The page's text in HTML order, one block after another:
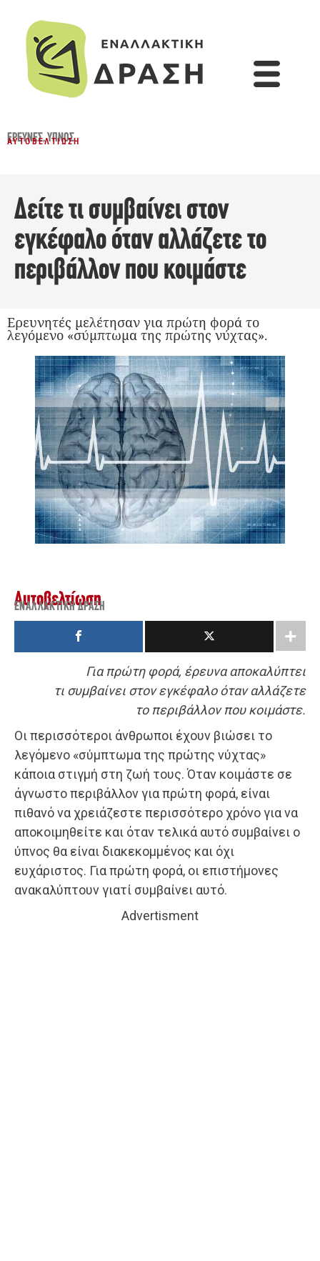
ΈΡΕΥΝΕΣ,ΎΠΝΟΣ
ΑΥΤΟΒΕΛΤΊΩΣΗ
Δείτε τι συμβαίνει στον
εγκέφαλο όταν αλλάζετε το
περιβάλλον που κοιμάστε
Ερευνητές μελέτησαν για πρώτη φορά το
λεγόμενο «σύμπτωμα της πρώτης νύχτας».
Αυτοβελτίωση
ΕΝΑΛΛΑΚΤΙΚΉ ΔΡΆΣΗ
Για πρώτη φορά, έρευνα αποκαλύπτει
τι συμβαίνει στον εγκέφαλο όταν αλλάζετε
το περιβάλλον που κοιμάστε.
Οι περισσότεροι άνθρωποι έχουν βιώσει το
λεγόμενο «σύμπτωμα της πρώτης νύχτας»
κάποια στιγμή στη ζωή τους. Όταν κοιμάστε σε
άγνωστο περιβάλλον για πρώτη φορά, είναι
πιθανό να χρειάζεστε περισσότερο χρόνο για να
αποκοιμηθείτε και όταν τελικά αυτό συμβαίνει ο
ύπνος θα είναι διακεκομμένος και όχι
ευχάριστος. Για πρώτη φορά, οι επιστήμονες
ανακαλύπτουν γιατί συμβαίνει αυτό.
Advertisment